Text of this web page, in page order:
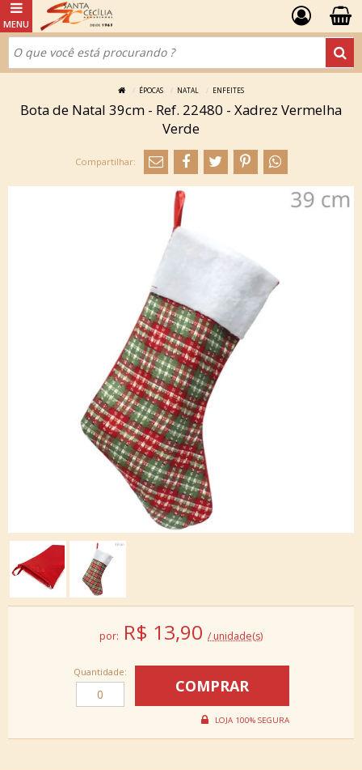
ÉPOCAS NATAL ENFEITES
Bota de Natal 39cm - Ref. 22480 - Xadrez Vermelha
Verde
por: R$ 13,90 / unidade(s)
Quantidade: